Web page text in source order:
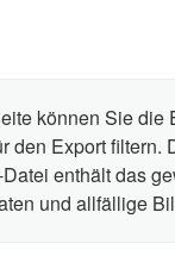
können Sie die
den Export filtern.
enthält das
und allfällige